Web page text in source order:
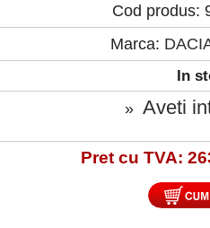
Cod produs:
Marca:
In
» Aveti
Pret cu TVA: